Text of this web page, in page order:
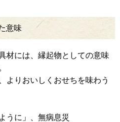
意味
材には、縁起物としての意味
よりおいしくおせちを味わう
うに」、無病息災